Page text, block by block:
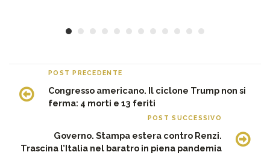
POST PRECEDENTE
Congresso americano. Il ciclone Trump non si
ferma: 4 morti e 13 feriti
POST SUCCESSIVO
Governo. Stampa estera contro Renzi.
Trascina l’Italia nel baratro in piena pandemia